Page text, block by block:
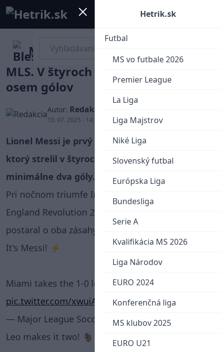
Mobile menu
Hetrik.sk
Futbal
MS vo futbale 2026
Premier League
La Liga
Liga Majstrov
Niké Liga
Slovenský futbal
Európska Liga
Bundesliga
Serie A
Kvalifikácia MS 2026
Liga Národov
EURO 2024
Konferenčná liga
MS klubov 2025
EURO U21
Messi vytvoril nový rekord
MLS. V štyroch zápasoch strelil
osem gólov
Autor: Redakcia
10. 07. 2025 - 14:34
Lionel Messi je prvý futbalista v histórii MLS,
ktorý strelil v štyroch zápasoch za sebou
minimálne dva góly.
Pri nočnom triumfe Interu Miami na pôde New
England Revolution 2:1 sa 38-ročný Argentínčan
postaral o oba zásahy.
It's Messi! ⚡
Miami takes the 1-0 lead in New England.
pic.twitter.com/xwuiAK3vLN
— Major League Soccer (@MLS)July 10, 2025
Leo makes it two! 🐐